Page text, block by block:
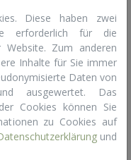
Diese haben zwei
erforderlich für die
Website. Zum anderen
Inhalte für Sie immer
Daten von
ausgewertet. Das
Cookies können Sie
zu Cookies auf
und